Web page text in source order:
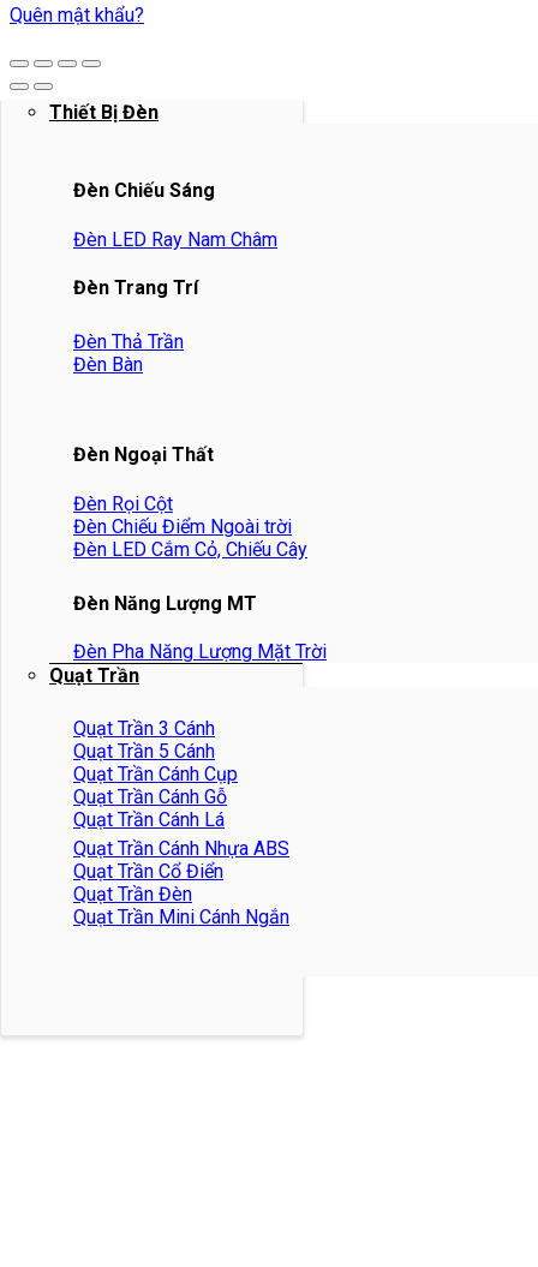
Thiết Bị Đèn
Đèn Chiếu Sáng
Đèn LED Ray Nam Châm
Đèn Trang Trí
Đèn Thả Trần
Đèn Bàn
Đèn Ngoại Thất
Đèn Rọi Cột
Đèn Chiếu Điểm Ngoài trời
Đèn LED Cắm Cỏ, Chiếu Cây
Đèn Năng Lượng MT
Đèn Pha Năng Lượng Mặt Trời
Quạt Trần
Quạt Trần 3 Cánh
Quạt Trần 5 Cánh
Quạt Trần Cánh Cụp
Quạt Trần Cánh Gỗ
Quạt Trần Cánh Lá
Quạt Trần Cánh Nhựa ABS
Quạt Trần Cổ Điển
Quạt Trần Đèn
Quạt Trần Mini Cánh Ngắn
Quên mật khẩu?